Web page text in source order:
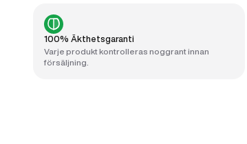
100% Äkthetsgaranti
Varje produkt kontrolleras noggrant innan
försäljning.